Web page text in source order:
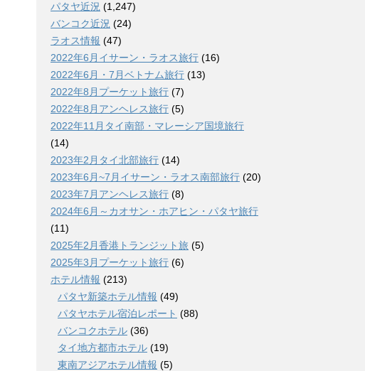
パタヤ近況 (1,247)
バンコク近況 (24)
ラオス情報 (47)
2022年6月イサーン・ラオス旅行 (16)
2022年6月・7月ベトナム旅行 (13)
2022年8月プーケット旅行 (7)
2022年8月アンヘレス旅行 (5)
2022年11月タイ南部・マレーシア国境旅行
(14)
2023年2月タイ北部旅行 (14)
2023年6月~7月イサーン・ラオス南部旅行 (20)
2023年7月アンヘレス旅行 (8)
2024年6月～カオサン・ホアヒン・パタヤ旅行
(11)
2025年2月香港トランジット旅 (5)
2025年3月プーケット旅行 (6)
ホテル情報 (213)
パタヤ新築ホテル情報 (49)
パタヤホテル宿泊レポート (88)
バンコクホテル (36)
タイ地方都市ホテル (19)
東南アジアホテル情報 (5)